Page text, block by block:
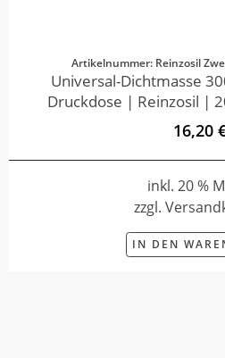
Artikelnummer: Reinzosil
Universal-Dichtmasse
Druckdose | Reinzosil |
16,20
inkl. 20 %
zzgl.
IN DEN